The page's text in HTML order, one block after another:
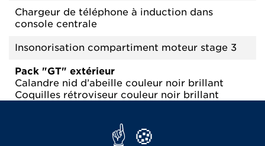
Chargeur de téléphone à induction dans
console centrale
Insonorisation compartiment moteur stage 3
Pack "GT" extérieur
Calandre nid d’abeille couleur noir brillant
Coquilles rétroviseur couleur noir brillant
centrale avant nid d’abeille couleur noir
brillant Grilles latérales avant nid d’abeille